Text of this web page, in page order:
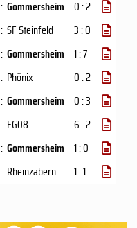
: Gommersheim 0 : 2
: SF Steinfeld
3 : 0
: Gommersheim 1 : 7
: Phönix
0 : 2
: Gommersheim 0 : 3
: FG08
6 : 2
: Gommersheim 1 : 0
: Rheinzabern 1 : 1